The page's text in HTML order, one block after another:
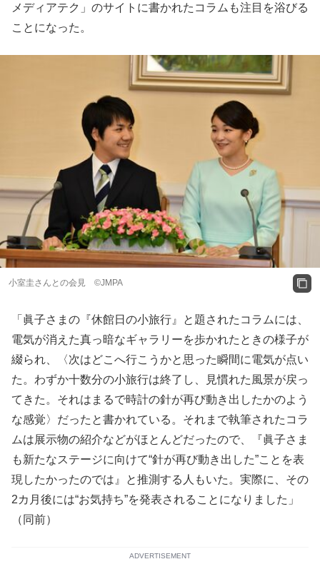
メディアテク」のサイトに書かれたコラムも注目を浴びる
ことになった。
小室圭さんとの会見 ©JMPA
「眞子さまの『休館日の小旅行』と題されたコラムには、
電気が消えた真っ暗なギャラリーを歩かれたときの様子が
綴られ、〈次はどこへ行こうかと思った瞬間に電気が点い
た。わずか十数分の小旅行は終了し、見慣れた風景が戻っ
てきた。それはまるで時計の針が再び動き出したかのよう
な感覚〉だったと書かれている。それまで執筆されたコラ
ムは展示物の紹介などがほとんどだったので、『眞子さま
も新たなステージに向けて“針が再び動き出した”ことを表
現したかったのでは』と推測する人もいた。実際に、その
2カ月後には“お気持ち”を発表されることになりました」
（同前）
ADVERTISEMENT